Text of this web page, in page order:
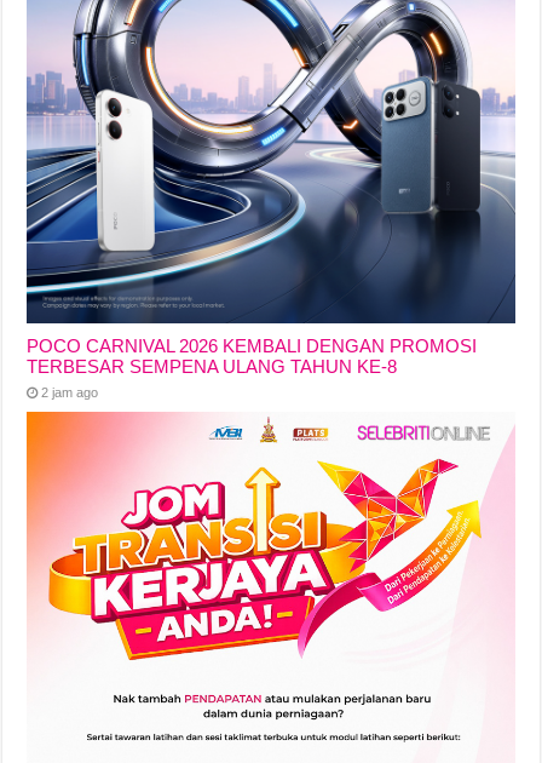
POCO CARNIVAL 2026 KEMBALI DENGAN PROMOSI
TERBESAR SEMPENA ULANG TAHUN KE-8
2 jam ago